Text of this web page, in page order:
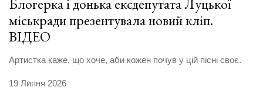
Блогерка і донька ексдепутата Луцької
міськради презентувала новий кліп.
ВІДЕО
Артистка каже, що хоче, аби кожен почув у цій пісні своє.
19 Липня 2026